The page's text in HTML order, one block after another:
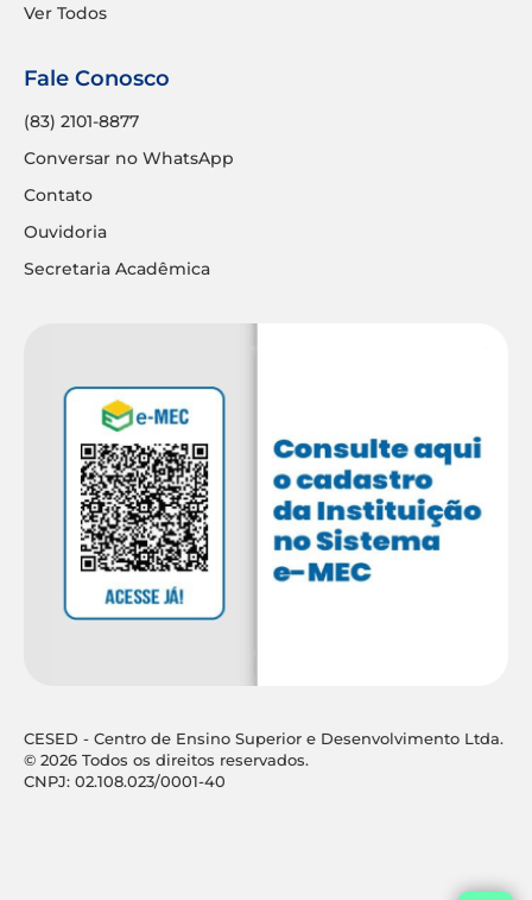
Ver Todos
Fale Conosco
(83) 2101-8877
Conversar no WhatsApp
Contato
Ouvidoria
Secretaria Acadêmica
CESED - Centro de Ensino Superior e Desenvolvimento Ltda.
© 2026 Todos os direitos reservados.
CNPJ: 02.108.023/0001-40